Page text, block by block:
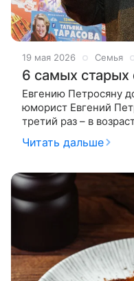
19 мая 2026 Семья
6 самых старых
Евгению Петросяну
юморист Евгений
третий раз – в
позднее отцовство,
не самый старый папа
Читать дальше